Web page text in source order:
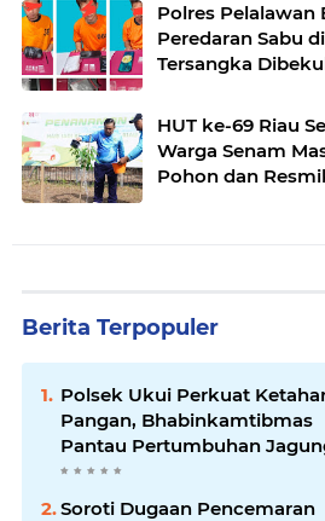
Polres Pelalawan
Peredaran Sabu
Tersangka
HUT ke-69 Riau
Warga Senam
Pohon dan
Berita Terpopuler
Polsek Ukui Perkuat
Pangan, Bhabinkamtibmas
Pantau Pertumbuhan
Petani di Desa Air Hitam
Soroti Dugaan Pencemaran